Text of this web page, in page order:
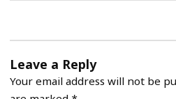
Leave a Reply
Your email address will not be